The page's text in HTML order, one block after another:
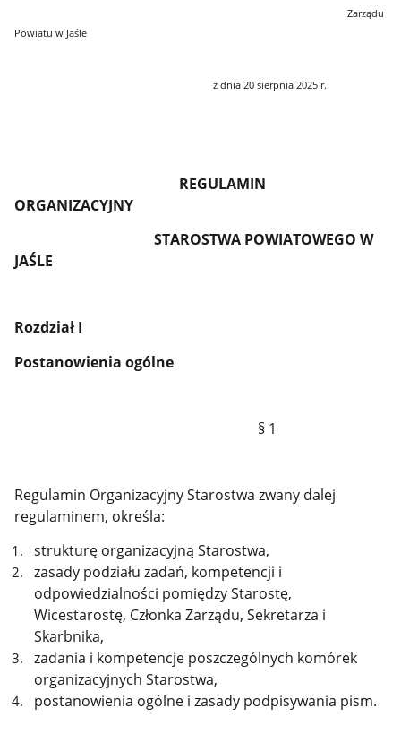
Zarządu
Powiatu w Jaśle
z dnia 20 sierpnia 2025 r.
REGULAMIN
ORGANIZACYJNY
STAROSTWA POWIATOWEGO W
JAŚLE
Rozdział I
Postanowienia ogólne
§ 1
Regulamin Organizacyjny Starostwa zwany dalej
regulaminem, określa:
strukturę organizacyjną Starostwa,
zasady podziału zadań, kompetencji i
odpowiedzialności pomiędzy Starostę,
Wicestarostę, Członka Zarządu, Sekretarza i
Skarbnika,
zadania i kompetencje poszczególnych komórek
organizacyjnych Starostwa,
postanowienia ogólne i zasady podpisywania pism.